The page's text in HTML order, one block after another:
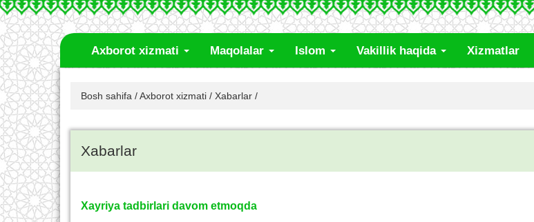
Axborot xizmati Maqolalar Islom Vakillik haqida Xizmatlar
Bosh sahifa /Axborot xizmati / Xabarlar /
Xabarlar
Xayriya tadbirlari davom etmoqda